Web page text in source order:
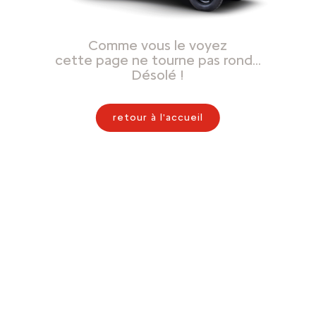
Comme vous le voyez
cette page ne tourne pas rond…
Désolé !
retour à l'accueil